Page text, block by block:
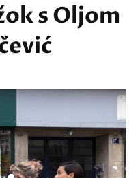
s Oljom